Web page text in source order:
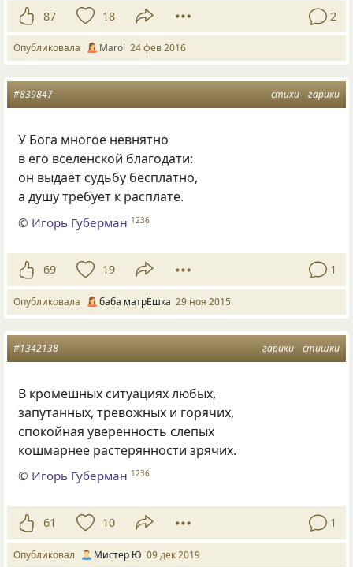
87 18 2
Опубликовала Маrol 24 фев 2016
стихи гарики
#839847
У Бога многое невнятно
в его вселенской благодати:
он выдаёт судьбу бесплатно,
а душу требует к расплате.
© Игорь Губерман 1236
69 19 1
Опубликовала баба матрЁшка 29 ноя 2015
гарики стишки
#1342138
В кромешных ситуациях любых,
запутанных, тревожных и горячих,
спокойная уверенность слепых
кошмарнее растерянности зрячих.
© Игорь Губерман 1236
61 10 1
Опубликовал Мистер Ю 09 дек 2019